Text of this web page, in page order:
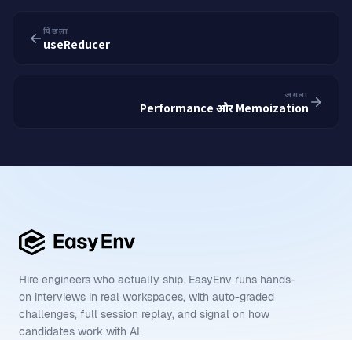
पिछला
useReducer
अगला
Performance और Memoization
Hire engineers who actually ship. EasyEnv runs hands-
on interviews in real workspaces, with auto-graded
challenges, full session replay, and signal on how
candidates work with AI.